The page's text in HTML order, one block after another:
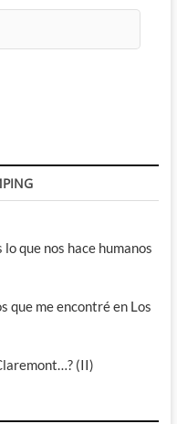
que nos hace humanos
que me encontré en Los
(II)